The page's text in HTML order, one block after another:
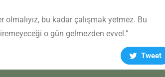
bu kadar çalışmak yetmez. Bu
o gün gelmezden evvel.”
Tweet